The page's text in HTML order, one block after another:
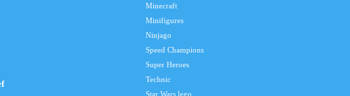
Minecraft
Minifigures
Ninjago
Speed Champions
Super Heroes
Technic
Star Wars lego